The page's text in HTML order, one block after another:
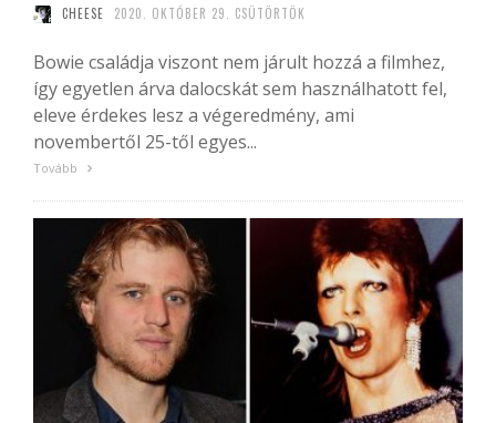
CHEESE 2020. OKTÓBER 29. CSÜTÖRTÖK
Bowie családja viszont nem járult hozzá a filmhez,
így egyetlen árva dalocskát sem használhatott fel,
eleve érdekes lesz a végeredmény, ami
novembertől 25-től egyes...
Tovább